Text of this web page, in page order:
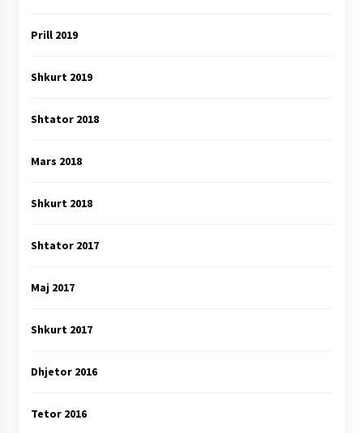
Prill 2019
Shkurt 2019
Shtator 2018
Mars 2018
Shkurt 2018
Shtator 2017
Maj 2017
Shkurt 2017
Dhjetor 2016
Tetor 2016